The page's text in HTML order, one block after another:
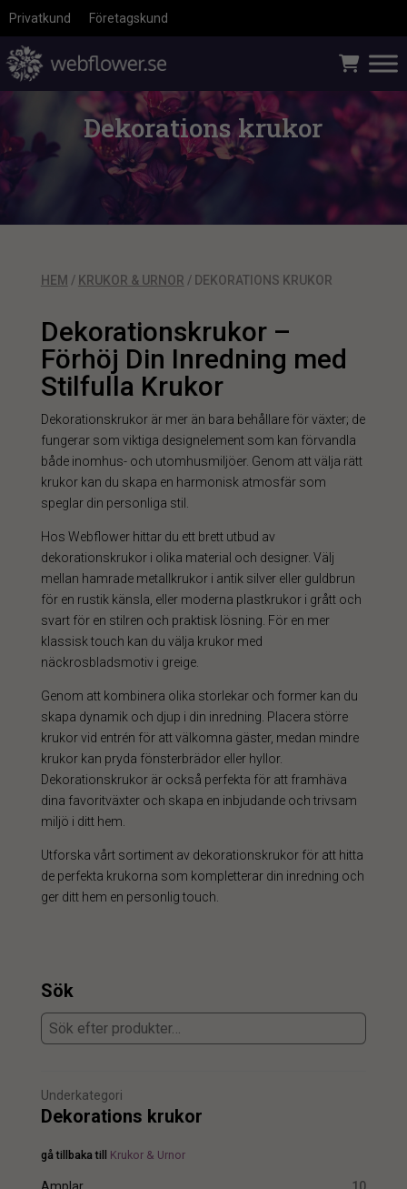
Privatkund Företagskund
Dekorations krukor
HEM / KRUKOR & URNOR / DEKORATIONS KRUKOR
Dekorationskrukor –
Förhöj Din Inredning med
Stilfulla Krukor
Dekorationskrukor är mer än bara behållare för växter; de
fungerar som viktiga designelement som kan förvandla
både inomhus- och utomhusmiljöer. Genom att välja rätt
krukor kan du skapa en harmonisk atmosfär som
speglar din personliga stil.
Hos Webflower hittar du ett brett utbud av
dekorationskrukor i olika material och designer. Välj
mellan hamrade metallkrukor i antik silver eller guldbrun
för en rustik känsla, eller moderna plastkrukor i grått och
svart för en stilren och praktisk lösning. För en mer
klassisk touch kan du välja krukor med
näckrosbladsmotiv i greige.
Genom att kombinera olika storlekar och former kan du
skapa dynamik och djup i din inredning. Placera större
krukor vid entrén för att välkomna gäster, medan mindre
krukor kan pryda fönsterbrädor eller hyllor.
Dekorationskrukor är också perfekta för att framhäva
dina favoritväxter och skapa en inbjudande och trivsam
miljö i ditt hem.
Utforska vårt sortiment av dekorationskrukor för att hitta
de perfekta krukorna som kompletterar din inredning och
ger ditt hem en personlig touch.
Sök
Underkategori
Dekorations krukor
gå tillbaka till Krukor & Urnor
Amplar